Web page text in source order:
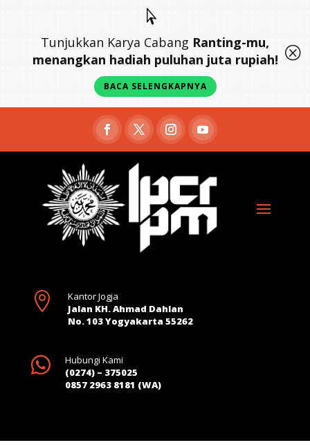

Tunjukkan Karya Cabang Ranting-mu,
menangkan hadiah puluhan juta rupiah!
BACA SELENGKAPNYA
Q

Kantor Jogja
Jalan KH. Ahmad Dahlan
No. 103 Yogyakarta 55262

Hubungi Kami
(0274) – 375025
0857 2963 8181 (WA)